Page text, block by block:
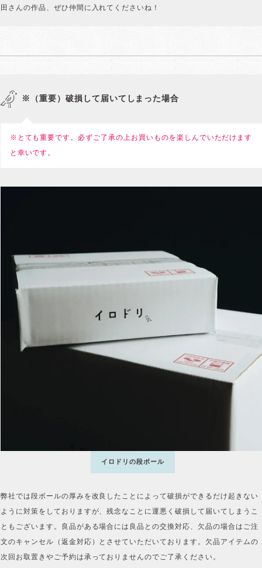
田さんの作品、ぜひ仲間に入れてくださいね！
※（重要）破損して届いてしまった場合
※とても重要です。必ずご了承の上お買いものを楽しんでいただけます
と幸いです。
イロドリの段ボール
弊社では段ボールの厚みを改良したことによって破損ができるだけ起きない
ように対策をしておりますが、残念なことに運悪く破損して届いてしまうこ
ともございます。良品がある場合には良品との交換対応、欠品の場合はご注
文のキャンセル（返金対応）とさせていただいております。欠品アイテムの
次回お取置きやご予約は承っておりませんのでご了承ください。